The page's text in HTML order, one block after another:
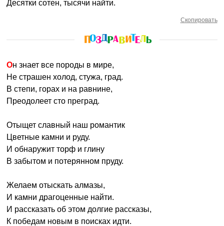
Десятки сотен, тысячи найти.
Скопировать
Он знает все породы в мире,
Не страшен холод, стужа, град.
В степи, горах и на равнине,
Преодолеет сто преград.
Отыщет славный наш романтик
Цветные камни и руду.
И обнаружит торф и глину
В забытом и потерянном пруду.
Желаем отыскать алмазы,
И камни драгоценные найти.
И рассказать об этом долгие рассказы,
К победам новым в поисках идти.